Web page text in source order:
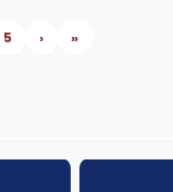
5 › »